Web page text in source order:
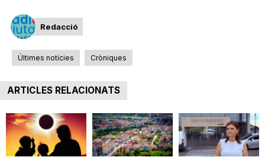
Redacció
Últimes notícies Cròniques
ARTICLES RELACIONATS